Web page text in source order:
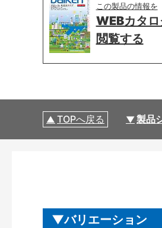
この製品の情報を
WEBカタ
閲覧する
TOPへ戻る 製品
バリエーション